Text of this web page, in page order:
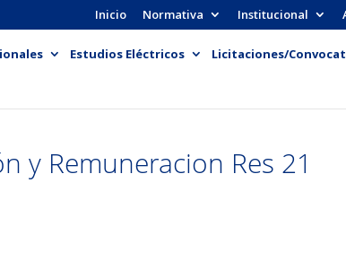
Inicio Normativa Institucional
Estudios Eléctricos
Licitaciones/
y Remuneracion Res 21